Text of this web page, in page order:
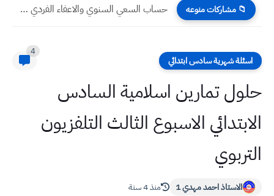
📁 مشاركات منوعه حساب السعي السنوي والاعفاء الفردي او الاعفاء العام عدد المواد...
اسئلة شهرية سادس ابتدائي
4
حلول تمارين اسلامية السادس
الابتدائي الاسبوع الثالث التلفزيون
التربوي
الاستاذ احمد مهدي 1 منذ 4 سنة